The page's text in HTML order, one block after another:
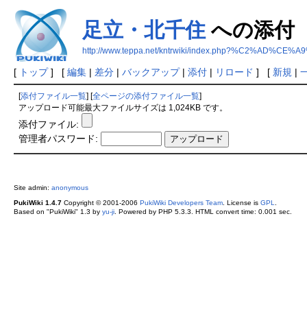
足立・北千住への添付
http://www.teppa.net/kntrwiki/
[ トップ] [ 編集| 差分| バックアップ| 添付| リロード ] [ 新規 |
添付ファイル一覧 全ページの添付ファイル一覧
アップロード可能最大ファイルサイズは 1,024KB です。
添付ファイル:
管理者パスワード:
Site admin: anonymous
PukiWiki 1.4.7Copyright © 2001-2006 PukiWiki Developers Team. License is GPL
Based on "PukiWiki" 1.3 by yu-ji. Powered by PHP 5.3.3. HTML convert time: 0.001 sec.